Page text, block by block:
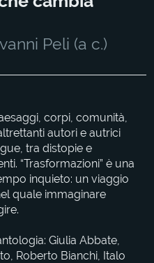
Peli (a c.)
corpi, comunità,
autori e autrici
tra distopie e
“Trasformazioni” è una
inquieto: un viaggio
quale immaginare
Giulia Abbate,
Roberto Bianchi, Italo